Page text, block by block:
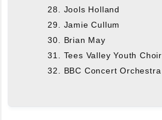
Jools Holland
Jamie Cullum
Brian May
Tees Valley Youth Choir
BBC Concert Orchestra